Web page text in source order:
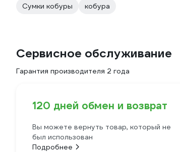
Сумки кобуры кобура
Сервисное обслуживание
Гарантия производителя 2 года
120 дней обмен и возврат
Вы можете вернуть товар, который не
был использован
Подробнее